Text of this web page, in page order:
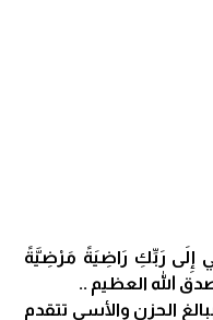
إِلَى رَبِّكِ رَاضِيَةً مَرْضِيَّةً
الله العظيم ..
الحزن والأسى تتقدم